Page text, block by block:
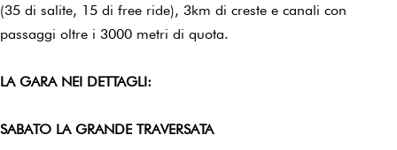
(35 di salite, 15 di free ride), 3km di creste e canali con
passaggi oltre i 3000 metri di quota.
LA GARA NEI DETTAGLI:
SABATO LA GRANDE TRAVERSATA